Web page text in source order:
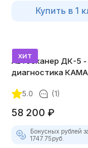
Купить в 1
хит
Автосканер ДК-5 -
диагностика
5.0 (1)
58 200 ₽
Бонусных рублей
1747.75руб.